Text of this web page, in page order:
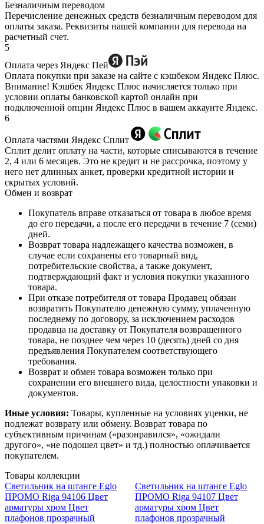
Безналичным переводом
Перечисление денежных средств безналичным переводом для
оплаты заказа. Реквизиты нашей компании для перевода на
расчетный счет.
5
Оплата через Яндекс Пей
Оплата покупки при заказе на сайте с кэшбеком Яндекс Плюс.
Внимание! Кэшбек Яндекс Плюс начисляется только при
условии оплаты банковской картой онлайн при
подключенной опции Яндекс Плюс в вашем аккаунте Яндекс.
6
Оплата частями Яндекс Сплит
Сплит делит оплату на части, которые списываются в течение
2, 4 или 6 месяцев. Это не кредит и не рассрочка, поэтому у
него нет длинных анкет, проверки кредитной истории и
скрытых условий.
Обмен и возврат
Покупатель вправе отказаться от товара в любое время
до его передачи, а после его передачи в течение 7 (семи)
дней.
Возврат товара надлежащего качества возможен, в
случае если сохранены его товарный вид,
потребительские свойства, а также документ,
подтверждающий факт и условия покупки указанного
товара.
При отказе потребителя от товара Продавец обязан
возвратить Покупателю денежную сумму, уплаченную
последнему по договору, за исключением расходов
продавца на доставку от Покупателя возвращенного
товара, не позднее чем через 10 (десять) дней со дня
предъявления Покупателем соответствующего
требования.
Возврат и обмен товара возможен только при
сохранении его внешнего вида, целостности упаковки и
документов.
Иные условия: Товары, купленные на условиях уценки, не
подлежат возврату или обмену. Возврат товара по
субъективным причинам («разонравился», «ожидали
другого», «не подошел цвет» и тд.) полностью оплачивается
покупателем.
Товары коллекции
Светильник на штанге Eglo
ПРОМО Riga 94106 Цвет
арматуры хром Цвет
плафонов прозрачный
Светильник на штанге Eglo
ПРОМО Riga 94107 Цвет
арматуры хром Цвет
плафонов прозрачный